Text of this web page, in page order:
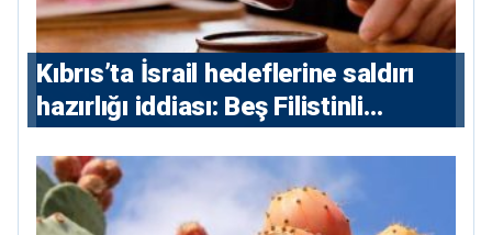
Kıbrıs’ta İsrail hedeflerine saldırı
hazırlığı iddiası: Beş Filistinli